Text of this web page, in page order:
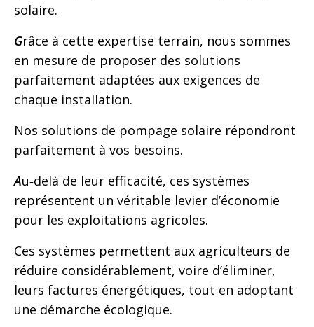
solaire.
Grâce à cette expertise terrain, nous sommes
en mesure de proposer des solutions
parfaitement adaptées aux exigences de
chaque installation.
Nos solutions de pompage solaire répondront
parfaitement à vos besoins.
Au‑delà de leur efficacité, ces systèmes
représentent un véritable levier d’économie
pour les exploitations agricoles.
Ces systèmes permettent aux agriculteurs de
réduire considérablement, voire d’éliminer,
leurs factures énergétiques, tout en adoptant
une démarche écologique.